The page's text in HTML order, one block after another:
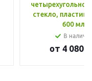
стекло, пластик
600 мл
В
от 4 080 ₸